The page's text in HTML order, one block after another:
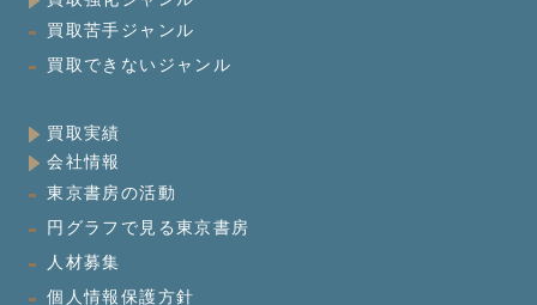
買取苦手ジャンル
買取できないジャンル
買取実績
会社情報
東京書房の活動
円グラフで見る東京書房
人材募集
個人情報保護方針